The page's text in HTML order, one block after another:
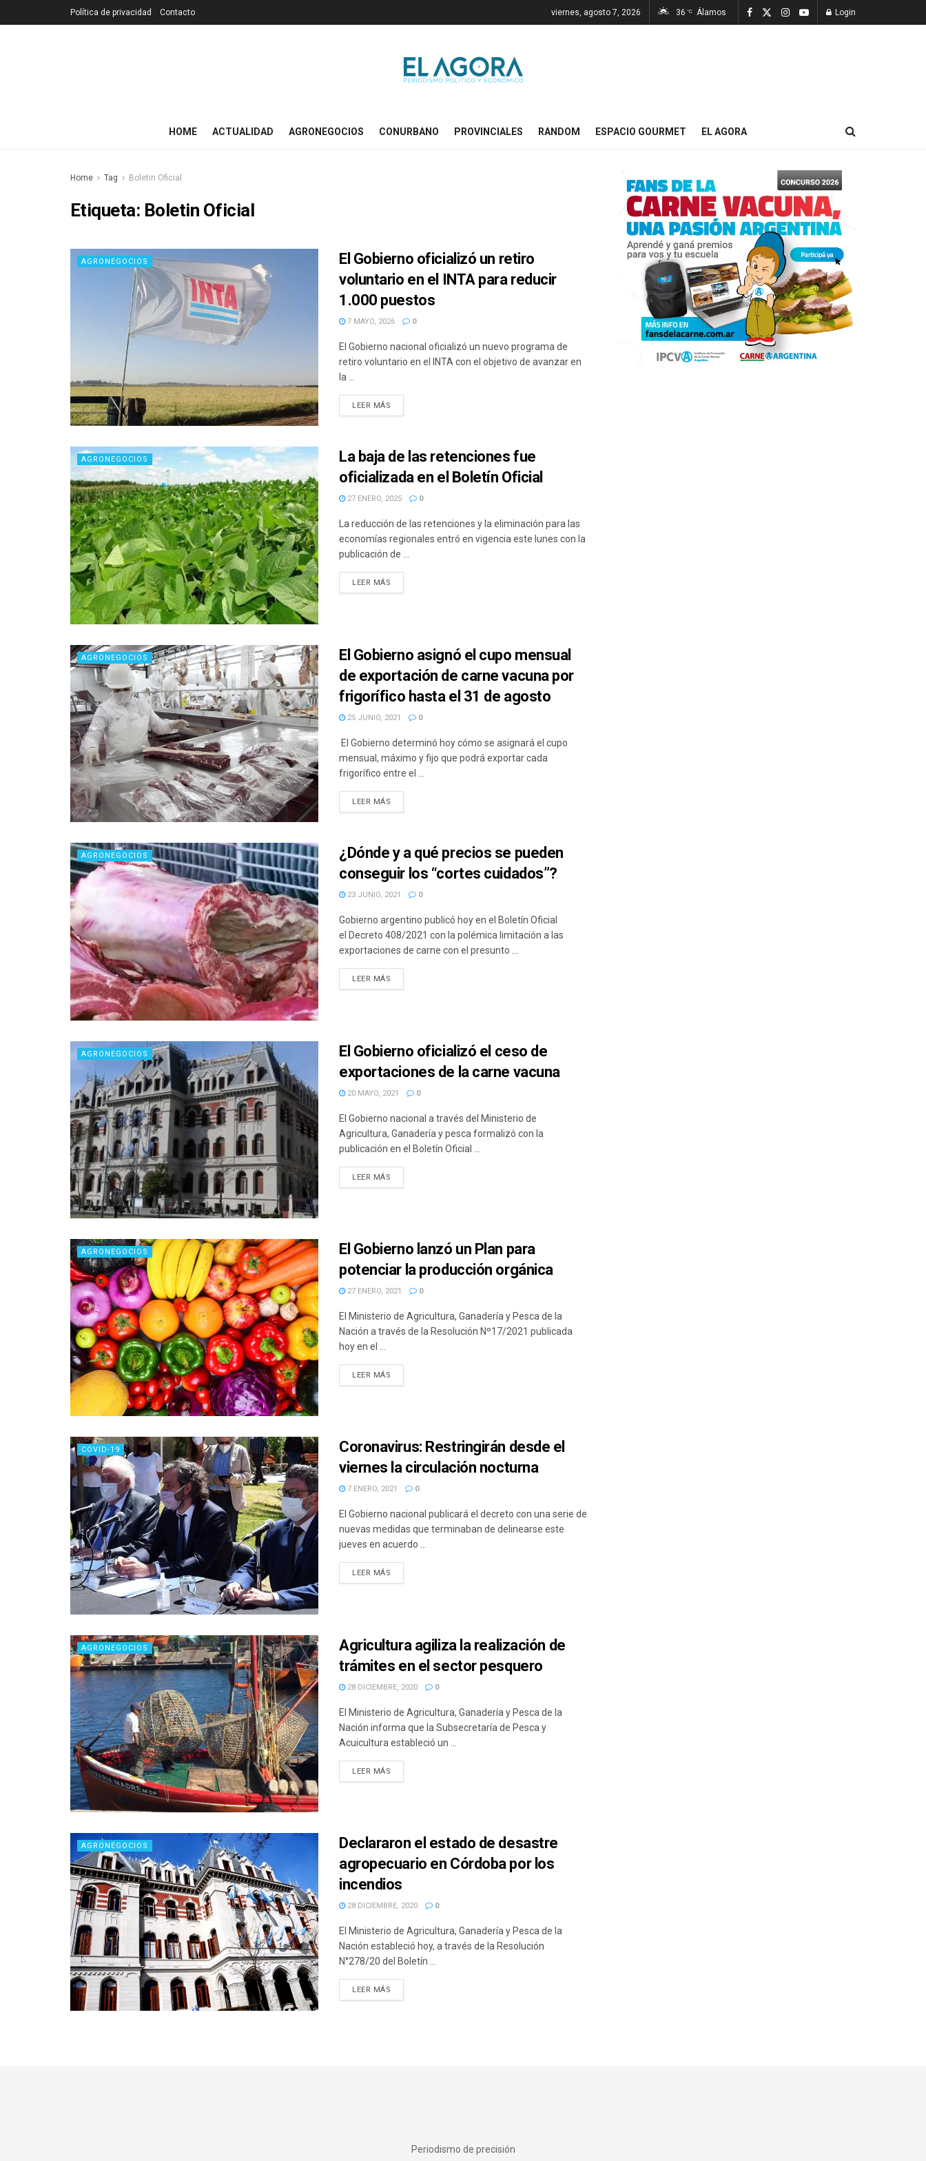
Política de privacidad Contacto viernes, agosto 7, 2026 36 °C Álamos Login
HOME ACTUALIDAD AGRONEGOCIOS CONURBANO PROVINCIALES RANDOM ESPACIO GOURMET EL AGORA
Home Tag Boletin Oficial
Etiqueta: Boletin Oficial
AGRONEGOCIOS
El Gobierno oficializó un retiro
voluntario en el INTA para reducir
1.000 puestos
7 MAYO, 2026 0
El Gobierno nacional oficializó un nuevo programa de
retiro voluntario en el INTA con el objetivo de avanzar en
la ...
LEER MÁS
AGRONEGOCIOS
La baja de las retenciones fue
oficializada en el Boletín Oficial
27 ENERO, 2025 0
La reducción de las retenciones y la eliminación para las
economías regionales entró en vigencia este lunes con la
publicación de ...
LEER MÁS
AGRONEGOCIOS
El Gobierno asignó el cupo mensual
de exportación de carne vacuna por
frigorífico hasta el 31 de agosto
25 JUNIO, 2021 0
El Gobierno determinó hoy cómo se asignará el cupo
mensual, máximo y fijo que podrá exportar cada
frigorífico entre el ...
LEER MÁS
AGRONEGOCIOS
¿Dónde y a qué precios se pueden
conseguir los “cortes cuidados”?
23 JUNIO, 2021 0
Gobierno argentino publicó hoy en el Boletín Oficial
el Decreto 408/2021 con la polémica limitación a las
exportaciones de carne con el presunto ...
LEER MÁS
AGRONEGOCIOS
El Gobierno oficializó el ceso de
exportaciones de la carne vacuna
20 MAYO, 2021 0
El Gobierno nacional a través del Ministerio de
Agricultura, Ganadería y pesca formalizó con la
publicación en el Boletín Oficial ...
LEER MÁS
AGRONEGOCIOS
El Gobierno lanzó un Plan para
potenciar la producción orgánica
27 ENERO, 2021 0
El Ministerio de Agricultura, Ganadería y Pesca de la
Nación a través de la Resolución Nº17/2021 publicada
hoy en el ...
LEER MÁS
COVID-19
Coronavirus: Restringirán desde el
viernes la circulación nocturna
7 ENERO, 2021 0
El Gobierno nacional publicará el decreto con una serie de
nuevas medidas que terminaban de delinearse este
jueves en acuerdo ...
LEER MÁS
AGRONEGOCIOS
Agricultura agiliza la realización de
trámites en el sector pesquero
28 DICIEMBRE, 2020 0
El Ministerio de Agricultura, Ganadería y Pesca de la
Nación informa que la Subsecretaría de Pesca y
Acuicultura estableció un ...
LEER MÁS
AGRONEGOCIOS
Declararon el estado de desastre
agropecuario en Córdoba por los
incendios
28 DICIEMBRE, 2020 0
El Ministerio de Agricultura, Ganadería y Pesca de la
Nación estableció hoy, a través de la Resolución
N°278/20 del Boletín ...
LEER MÁS
Periodismo de precisión